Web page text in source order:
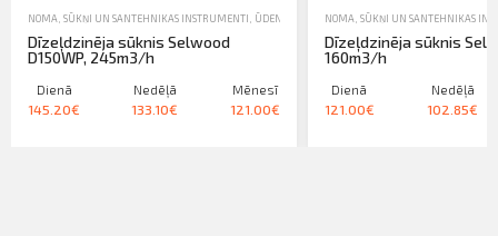
NOMA SŪKŅI UN SANTEHNIKAS INSTRUMENTI ŪDENSSŪKŅI
Dīzeļdzinēja sūknis Selwood
D150WP, 245m3/h
Dienā
145.20€
Nedēļā
133.10€
Mēnesī
121.00€
NOMA SŪKŅI UN SANTEHNIKAS
Dīzeļdzinēja sūknis
160m3/h
Dienā
121.00€
Nedēļā
102.85€